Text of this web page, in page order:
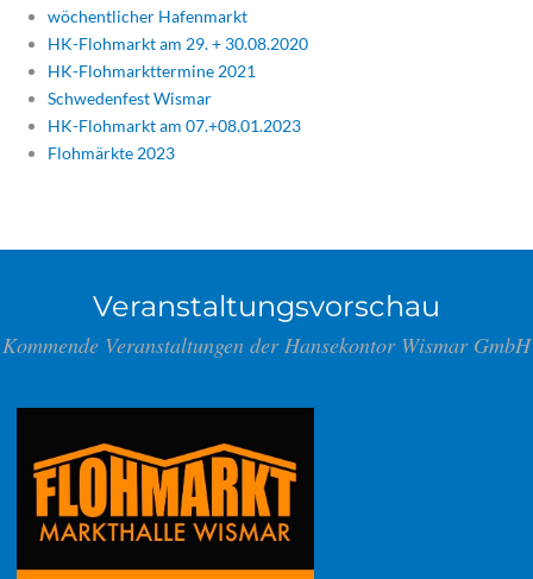
wöchentlicher Hafenmarkt
HK-Flohmarkt am 29. + 30.08.2020
HK-Flohmarkttermine 2021
Schwedenfest Wismar
HK-Flohmarkt am 07.+08.01.2023
Flohmärkte 2023
Veranstaltungsvorschau
Kommende Veranstaltungen der Hansekontor Wismar GmbH